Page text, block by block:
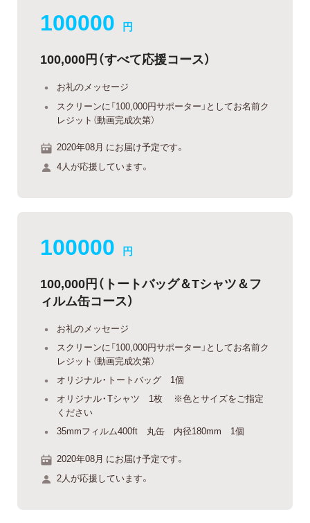
100000 円
100,000円（すべて応援コース）
お礼のメッセージ
スクリーンに「100,000円サポーター」としてお名前ク
レジット（動画完成次第）
2020年08月 にお届け予定です。
4人が応援しています。
100000 円
100,000円（トートバッグ＆Tシャツ＆フ
ィルム缶コース）
お礼のメッセージ
スクリーンに「100,000円サポーター」としてお名前ク
レジット（動画完成次第）
オリジナル・トートバッグ 1個
オリジナル・Tシャツ 1枚 ※色とサイズをご指定
ください
35mmフィルム400ft 丸缶 内径180mm 1個
2020年08月 にお届け予定です。
2人が応援しています。